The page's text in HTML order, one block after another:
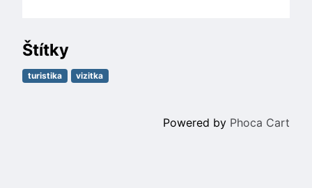
Štítky
turistika vizitka
Powered by Phoca Cart